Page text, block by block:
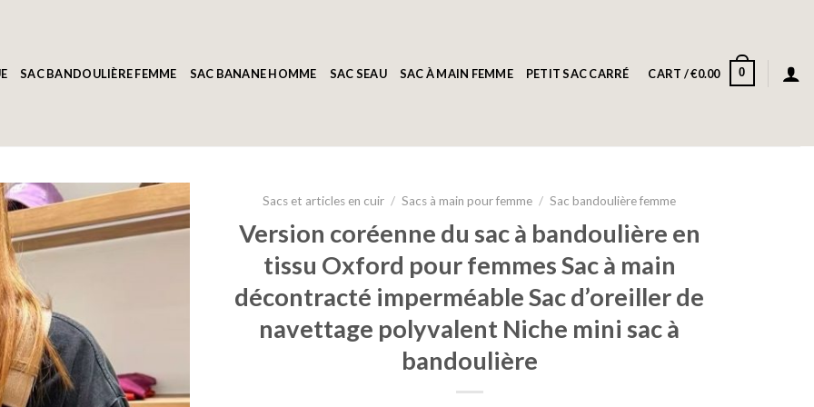
SAC BANDOULIÈRE FEMME SAC BANANE HOMME SAC SEAU SAC À MAIN FEMME PETIT SAC CARRÉ CART /€0.00 0
Sacs et articles en cuir / Sacs à main pour femme / Sac bandoulière femme
Version coréenne du sac à bandoulière en
tissu Oxford pour femmes Sac à main
décontracté imperméable Sac d’oreiller de
navettage polyvalent Niche mini sac à
bandoulière